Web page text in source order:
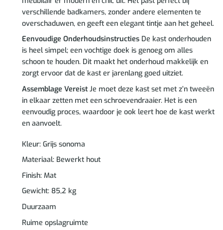
verschillende badkamers, zonder andere elementen te
overschaduwen, en geeft een elegant tintje aan het geheel.
Eenvoudige OnderhoudsinstructiesDe kast onderhouden
is heel simpel; een vochtige doek is genoeg om alles
schoon te houden. Dit maakt het onderhoud makkelijk en
zorgt ervoor dat de kast er jarenlang goed uitziet.
Assemblage VereistJe moet deze kast set met z’n tweeën
in elkaar zetten met een schroevendraaier. Het is een
eenvoudig proces, waardoor je ook leert hoe de kast werkt
en aanvoelt.
Kleur: Grijs sonoma
Materiaal: Bewerkt hout
Finish: Mat
Gewicht: 85,2 kg
Duurzaam
Ruime opslagruimte